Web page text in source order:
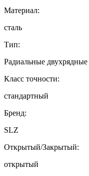
Материал:
сталь
Тип:
Радиальные
Класс точности:
стандартный
Бренд:
SLZ
Открытый/Закрытый:
открытый